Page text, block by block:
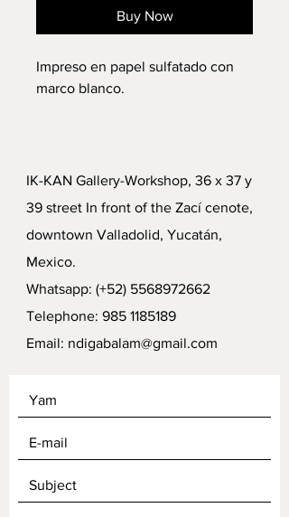
Buy Now
Impreso en papel sulfatado con
marco blanco.
IK-KAN Gallery-Workshop, 36 x 37 y
39 street In front of the Zací cenote,
downtown Valladolid, Yucatán,
Mexico.
Whatsapp: (+52) 5568972662
Telephone: 985 1185189
Email: ndigabalam@gmail.com